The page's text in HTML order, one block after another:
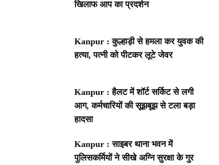
खिलाफ आप का प्रदर्शन
Kanpur : कुल्हाड़ी से हमला कर युवक की
हत्या, पत्नी को पीटकर लूटे जेवर
Kanpur : हैलट में शॉर्ट सर्किट से लगी
आग, कर्मचारियों की सूझबूझ से टला बड़ा
हादसा
Kanpur : साइबर थाना भवन में
पुलिसकर्मियों ने सीखे अग्नि सुरक्षा के गुर